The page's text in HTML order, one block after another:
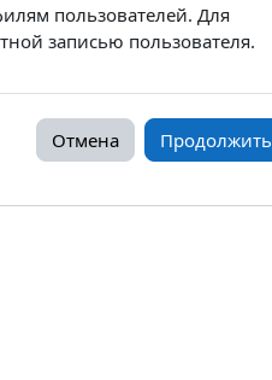
пользователей. Для
записью пользователя.
Отмена Продолжить